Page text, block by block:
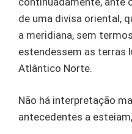
de uma divisa oriental,
a meridiana, sem
estendessem as terras
Atlântico Norte.
Não há interpretação
antecedentes a